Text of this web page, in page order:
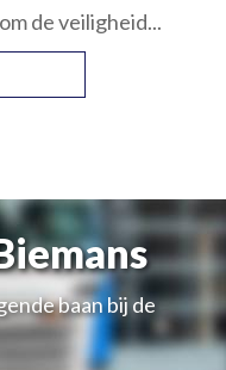
de veiligheid...
baan bij de